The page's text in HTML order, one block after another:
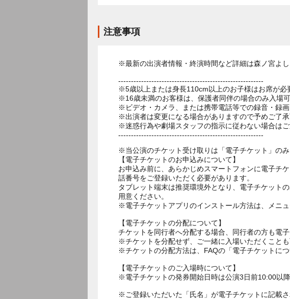
注意事項
※最新の出演者情報・終演時間など詳細は森ノ宮よ
---------------------------------------------------------
※5歳以上または身長110cm以上のお子様はお席が必
※16歳未満のお客様は、保護者同伴の場合のみ入場
※ビデオ・カメラ、または携帯電話等での録音・録画
※出演者は変更になる場合がありますので予めご了
※迷惑行為や劇場スタッフの指示に従わない場合はご
---------------------------------------------------------
※当公演のチケット受け取りは「電子チケット」のみ
【電子チケットのお申込みについて】
お申込み前に、あらかじめスマートフォンに電子チ
話番号をご登録いただく必要があります。
タブレット端末は推奨環境外となり、電子チケット
用意ください。
※電子チケットアプリのインストール方法は、メニ
【電子チケットの分配について】
チケットを同行者へ分配する場合、同行者の方も電
※チケットを分配せず、ご一緒に入場いただくことも
※チケットの分配方法は、FAQの「電子チケットに
【電子チケットのご入場時について】
※電子チケットの発券開始日時は公演3日前10:00以
※ご登録いただいた「氏名」が電子チケットに記載さ